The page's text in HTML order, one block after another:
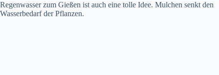
Regenwasser zum Gießen ist auch eine tolle Idee. Mulchen senkt den
Wasserbedarf der Pflanzen.